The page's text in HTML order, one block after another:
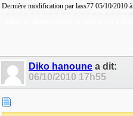
Dernière modification par lass77 05/10/2010 à
Diko hanoune a dit:
06/10/2010 17h55